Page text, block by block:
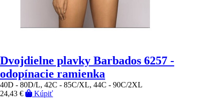
Dvojdielne plavky Barbados 6257 -
odopínacie ramienka
40D - 80D/L, 42C - 85C/XL, 44C - 90C/2XL
24,43 €
Kúpiť